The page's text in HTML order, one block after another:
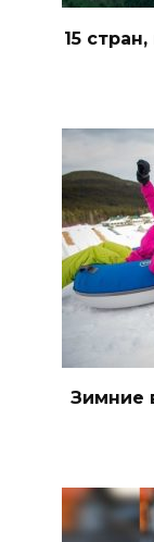
15
Зимние